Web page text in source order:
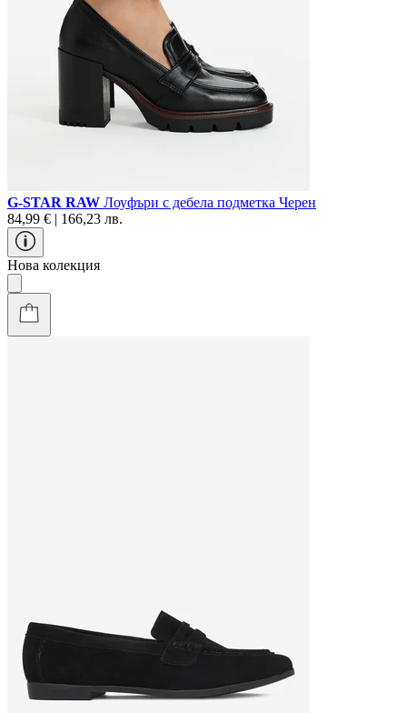
G-STAR RAW Лоуфъри с дебела подметка Черен
84,99 € | 166,23 лв.
Нова колекция